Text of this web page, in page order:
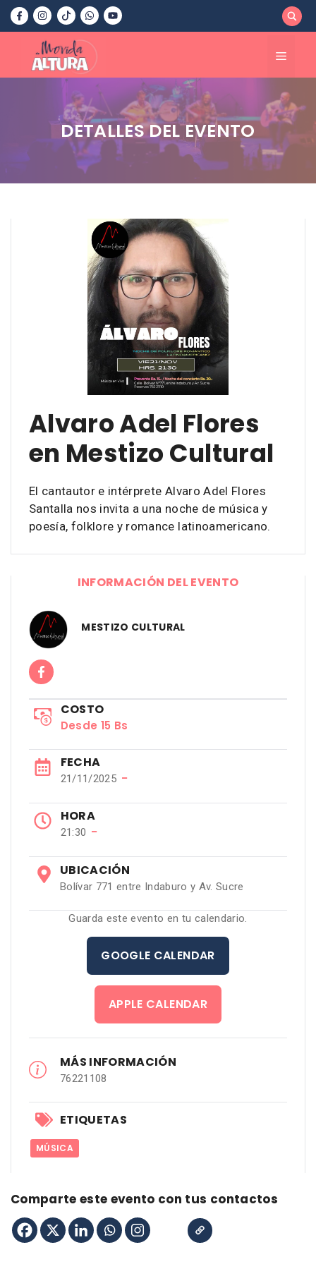
Saltar
contenido
Menú
DETALLES DEL EVENTO
Alvaro Adel Flores
en Mestizo Cultural
El cantautor e intérprete Alvaro Adel Flores
Santalla nos invita a una noche de música y
poesía, folklore y romance latinoamericano.
INFORMACIÓN DEL EVENTO
MESTIZO CULTURAL
COSTO
Desde 15 Bs
FECHA
21/11/2025 −
HORA
21:30 −
UBICACIÓN
Bolívar 771 entre Indaburo y Av. Sucre
Guarda este evento en tu calendario.
GOOGLE CALENDAR
APPLE CALENDAR
MÁS INFORMACIÓN
76221108
ETIQUETAS
MÚSICA
Comparte este evento con tus contactos